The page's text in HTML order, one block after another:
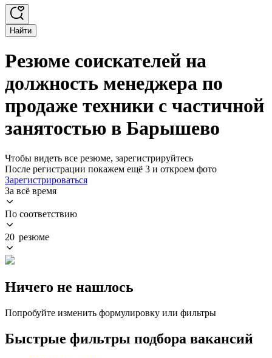
Найти
Резюме соискателей на
должность менеджера по
продаже техники с частичной
занятостью в Барышево
Чтобы видеть все резюме, зарегистрируйтесь
После регистрации покажем ещё 3 и откроем фото
Зарегистрироваться
За всё время
По соответствию
20 резюме
Ничего не нашлось
Попробуйте изменить формулировку или фильтры
Быстрые фильтры подбора вакансий